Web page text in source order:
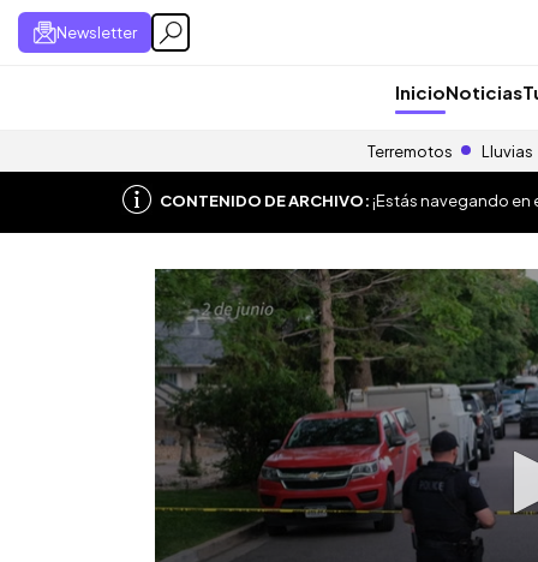
Newsletter
InicioNoticias
Terremotos Lluvias
CONTENIDO DE ARCHIVO:¡Estás navegando en